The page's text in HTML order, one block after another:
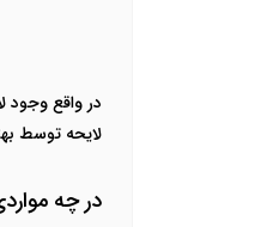
در واقع وجود
لایحه توسط
در چه